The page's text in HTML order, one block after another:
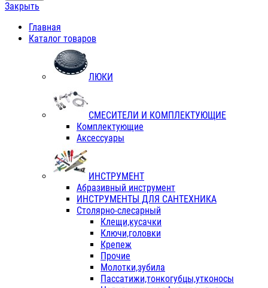
Закрыть
Главная
Каталог товаров
ЛЮКИ
СМЕСИТЕЛИ И КОМПЛЕКТУЮЩИЕ
Комплектующие
Аксессуары
ИНСТРУМЕНТ
Абразивный инструмент
ИНСТРУМЕНТЫ ДЛЯ САНТЕХНИКА
Столярно-слесарный
Клещи,кусачки
Ключи,головки
Крепеж
Прочие
Молотки,зубила
Пассатижи,тонкогубцы,утконосы